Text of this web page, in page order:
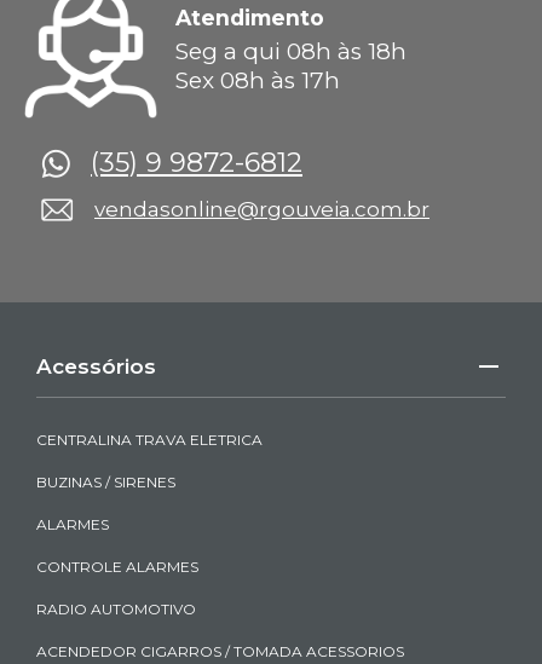
Atendimento
Seg a qui 08h às 18h
Sex 08h às 17h
(35) 9 9872-6812
vendasonline@rgouveia.com.br
Acessórios
CENTRALINA TRAVA ELETRICA
BUZINAS / SIRENES
ALARMES
CONTROLE ALARMES
RADIO AUTOMOTIVO
ACENDEDOR CIGARROS / TOMADA ACESSORIOS